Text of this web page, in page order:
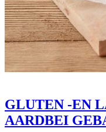
GLUTEN -EN
AARDBEI